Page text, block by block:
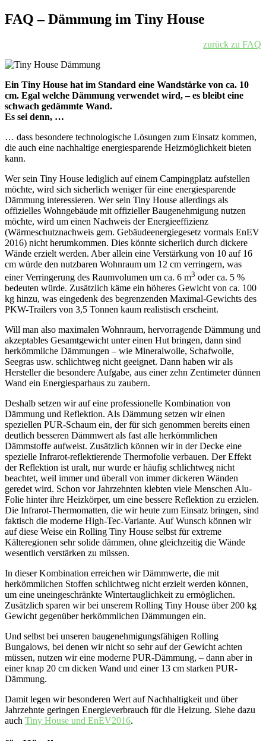
FAQ – Dämmung im Tiny House
zurück zu FAQ
Ein Tiny House hat im Standard eine Wandstärke von ca. 10
cm. Egal welche Dämmung verwendet wird, – es bleibt eine
schwach gedämmte Wand.
Es sei denn, …
… dass besondere technologische Lösungen zum Einsatz kommen,
die auch eine nachhaltige energiesparende Heizmöglichkeit bieten
kann.
Wer sein Tiny House lediglich auf einem Campingplatz aufstellen
möchte, wird sich sicherlich weniger für eine energiesparende
Dämmung interessieren. Wer sein Tiny House allerdings als
offizielles Wohngebäude mit offizieller Baugenehmigung nutzen
möchte, wird um einen Nachweis der Energieeffizienz
(Wärmeschutznachweis gem. Gebäudeenergiegesetz vormals EnEV
2016) nicht herumkommen. Dies könnte sicherlich durch dickere
Wände erzielt werden. Aber allein eine Verstärkung von 10 auf 16
cm würde den nutzbaren Wohnraum um 12 cm verringern, was
einer Verringerung des Raumvolumen um ca. 6 m3 oder ca. 5 %
bedeuten würde. Zusätzlich käme ein höheres Gewicht von ca. 100
kg hinzu, was eingedenk des begrenzenden Maximal-Gewichts des
PKW-Trailers von 3,5 Tonnen kaum realistisch erscheint.
Will man also maximalen Wohnraum, hervorragende Dämmung und
akzeptables Gesamtgewicht unter einen Hut bringen, dann sind
herkömmliche Dämmungen – wie Mineralwolle, Schafwolle,
Seegras usw. schlichtweg nicht geeignet. Dann haben wir als
Hersteller die besondere Aufgabe, aus einer zehn Zentimeter dünnen
Wand ein Energiesparhaus zu zaubern.
Deshalb setzen wir auf eine professionelle Kombination von
Dämmung und Reflektion. Als Dämmung setzen wir einen
speziellen PUR-Schaum ein, der für sich genommen bereits einen
deutlich besseren Dämmwert als fast alle herkömmlichen
Dämmstoffe aufweist. Zusätzlich können wir in der Decke eine
spezielle Infrarot-reflektierende Thermofolie verbauen. Der Effekt
der Reflektion ist uralt, nur wurde er häufig schlichtweg nicht
beachtet, weil immer und überall von immer dickeren Wänden
geredet wird. Schon vor Jahrzehnten klebten viele Menschen Alu-
Folie hinter ihre Heizkörper, um eine bessere Reflektion zu erzielen.
Die Infrarot-Thermomatten, die wir heute zum Einsatz bringen, sind
faktisch die moderne High-Tec-Variante. Auf Wunsch können wir
auf diese Weise ein Rolling Tiny House selbst für extreme
Kälteregionen sehr solide dämmen, ohne gleichzeitig die Wände
wesentlich verstärken zu müssen.
In dieser Kombination erreichen wir Dämmwerte, die mit
herkömmlichen Stoffen schlichtweg nicht erzielt werden können,
um eine uneingeschränkte Wintertauglichkeit zu ermöglichen.
Zusätzlich sparen wir bei unserem Rolling Tiny House über 200 kg
Gewicht gegenüber herkömmlichen Dämmungen ein.
Und selbst bei unseren baugenehmigungsfähigen Rolling
Bungalows, bei denen wir nicht so sehr auf der Gewicht achten
müssen, nutzen wir eine moderne PUR-Dämmung, – dann aber in
einer knap 20 cm dicken Wand und einer 13 cm starken PUR-
Dämmung.
Damit legen wir besonderen Wert auf Nachhaltigkeit und über
Jahrzehnte geringen Energieverbrauch für die Heizung. Siehe dazu
auch Tiny House und EnEV2016.